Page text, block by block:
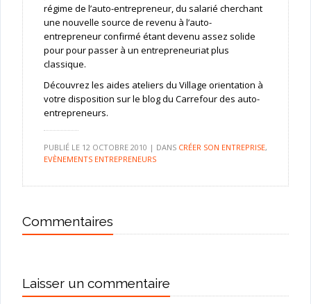
régime de l’auto-entrepreneur, du salarié cherchant
une nouvelle source de revenu à l’auto-
entrepreneur confirmé étant devenu assez solide
pour pour passer à un entrepreneuriat plus
classique.
Découvrez les aides ateliers du Village orientation à
votre disposition sur le blog du Carrefour des auto-
entrepreneurs.
PUBLIÉ LE 12 OCTOBRE 2010 | DANS CRÉER SON ENTREPRISE,
EVÈNEMENTS ENTREPRENEURS
Commentaires
Laisser un commentaire